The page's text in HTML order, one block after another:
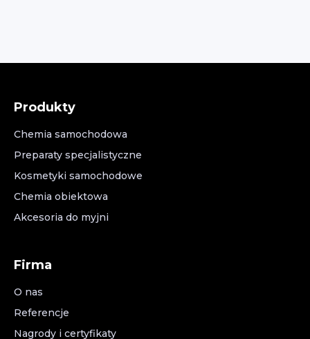
Produkty
Chemia samochodowa
Preparaty specjalistyczne
Kosmetyki samochodowe
Chemia obiektowa
Akcesoria do myjni
Firma
O nas
Referencje
Nagrody i certyfikaty